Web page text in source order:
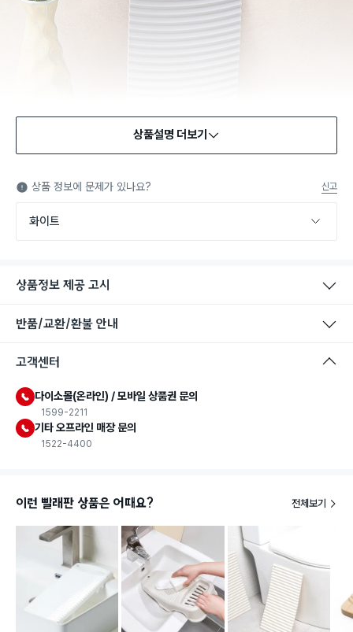
상품설명 더보기
상품 정보에 문제가 있나요? 신고
화이트
상품정보 제공 고시
반품/교환/환불 안내
고객센터
다이소몰(온라인) / 모바일 상품권 문의
1599-2211
기타 오프라인 매장 문의
1522-4400
이런 빨래판 상품은 어때요? 전체보기